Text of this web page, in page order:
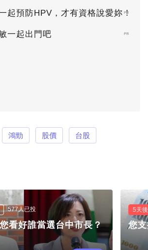
起預防HPV，才有資格說愛妳！
PR
一起出門吧 PR
鴻勁 股價 台股
577人已投
看好誰當選台中市長？
5天
您